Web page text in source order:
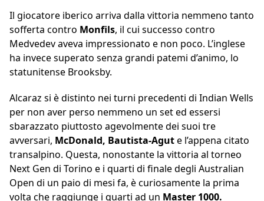
Il giocatore iberico arriva dalla vittoria nemmeno tanto
sofferta contro Monfils, il cui successo contro
Medvedev aveva impressionato e non poco. L’inglese
ha invece superato senza grandi patemi d’animo, lo
statunitense Brooksby.
Alcaraz si è distinto nei turni precedenti di Indian Wells
per non aver perso nemmeno un set ed essersi
sbarazzato piuttosto agevolmente dei suoi tre
avversari, McDonald, Bautista-Agute l’appena citato
transalpino. Questa, nonostante la vittoria al torneo
Next Gen di Torino e i quarti di finale degli Australian
Open di un paio di mesi fa, è curiosamente la prima
volta che raggiunge i quarti ad un Master 1000.